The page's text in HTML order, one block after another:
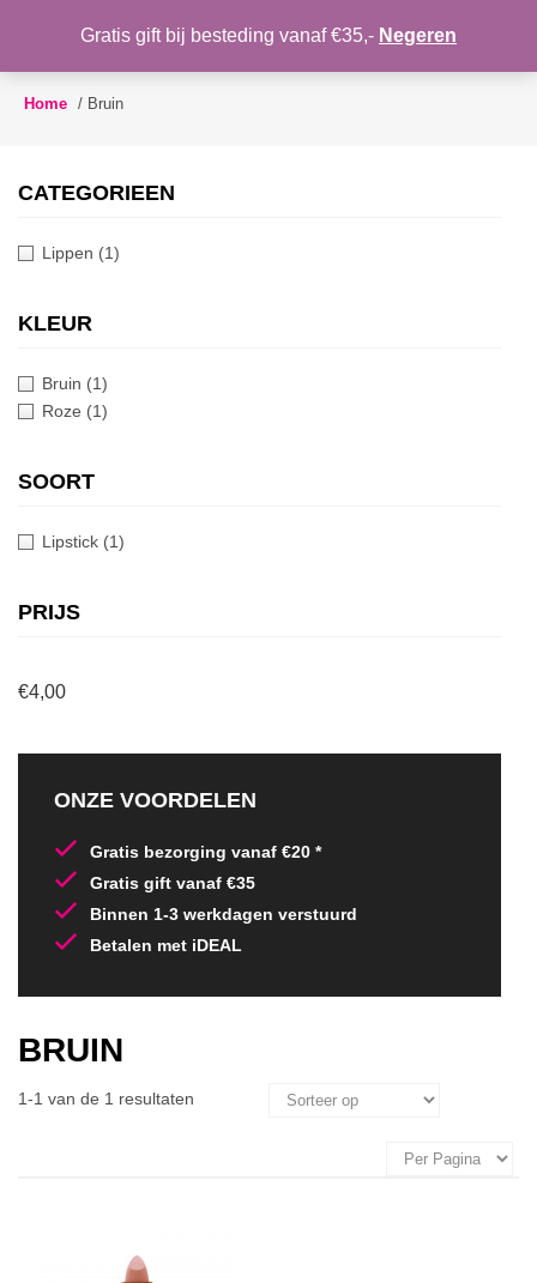
Toggle
WENSLIJST
Home / Bruin
CATEGORIEEN
Lippen (1)
KLEUR
Bruin (1)
Roze (1)
SOORT
Lipstick (1)
PRIJS
€4,00
ONZE VOORDELEN
Gratis bezorging vanaf €20 *
Gratis gift vanaf €35
Binnen 1-3 werkdagen verstuurd
Betalen met iDEAL
BRUIN
1-1 van de 1 resultaten
Gratis gift bij besteding vanaf €35,- Negeren